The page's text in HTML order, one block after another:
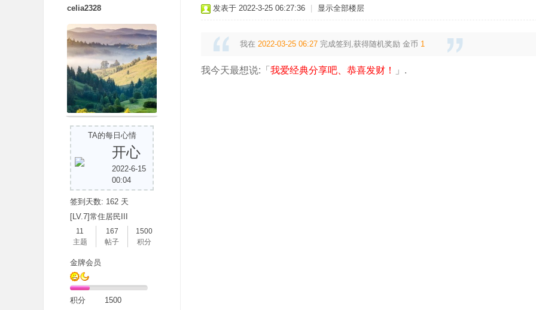
celia2328
TA的每日心情
开心
2022-6-15
00:04
签到天数: 162 天
[LV.7]常住居民III
11
主题
167
帖子
1500
积分
金牌会员
积分 1500
发表于 2022-3-25 06:27:36 显示全部楼层
我在 2022-03-25 06:27 完成签到,获得随机奖励 金币 1
我今天最想说:「 我爱经典分享吧、恭喜发财！ 」.